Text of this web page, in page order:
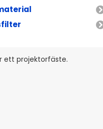
ett projektorfäste.